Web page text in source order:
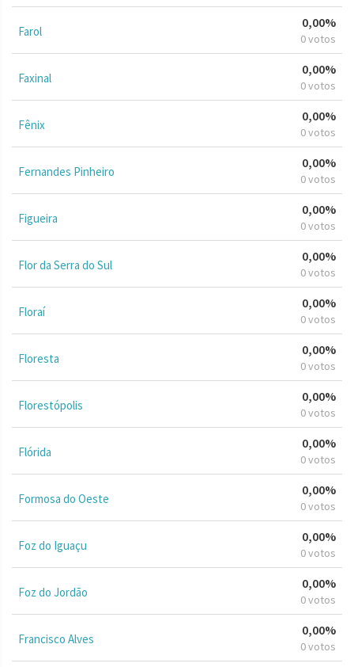
Farol
0,00%
0 votos
Faxinal
0,00%
0 votos
Fênix
0,00%
0 votos
Fernandes Pinheiro
0,00%
0 votos
Figueira
0,00%
0 votos
Flor da Serra do Sul
0,00%
0 votos
Floraí
0,00%
0 votos
Floresta
0,00%
0 votos
Florestópolis
0,00%
0 votos
Flórida
0,00%
0 votos
Formosa do Oeste
0,00%
0 votos
Foz do Iguaçu
0,00%
0 votos
Foz do Jordão
0,00%
0 votos
Francisco Alves
0,00%
0 votos